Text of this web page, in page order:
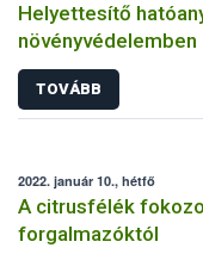
Helyettesítő
növényvédelemben
TOVÁBB
2022. január 10., hétfő
A citrusfélék
forgalmazóktól